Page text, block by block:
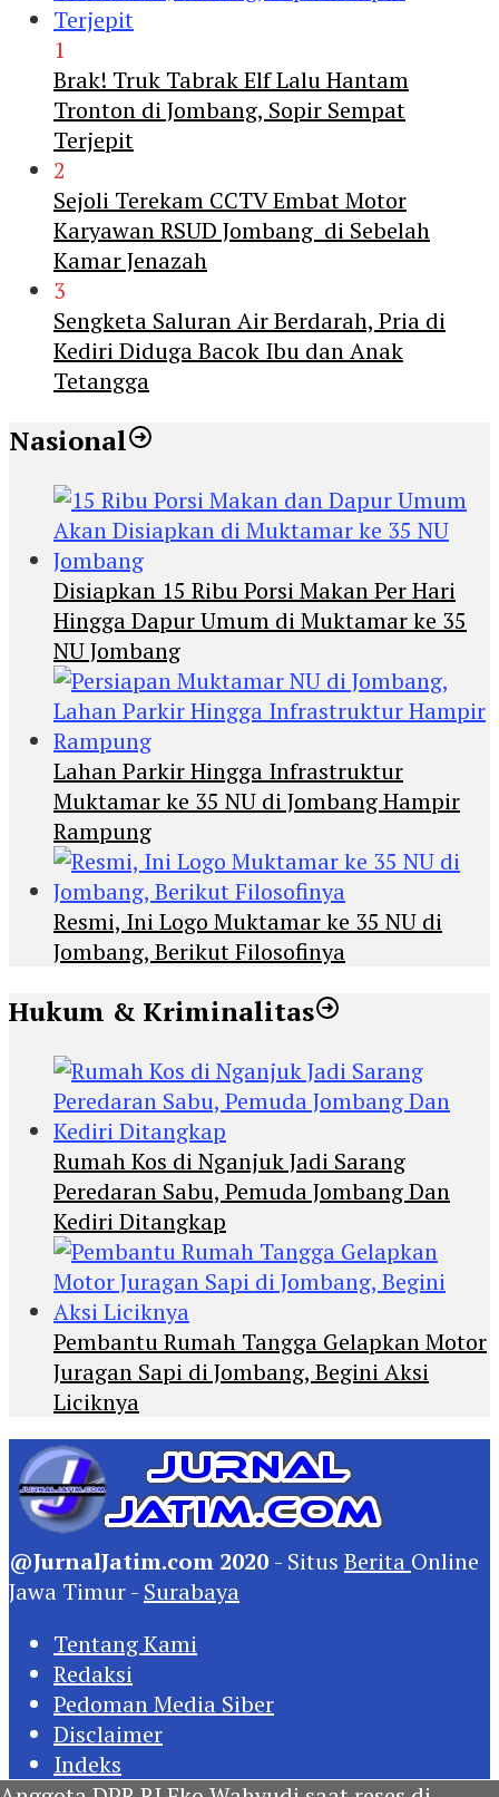
1
Brak! Truk Tabrak Elf Lalu Hantam
Tronton di Jombang, Sopir Sempat
Terjepit
2
Sejoli Terekam CCTV Embat Motor
Karyawan RSUD Jombang di Sebelah
Kamar Jenazah
3
Sengketa Saluran Air Berdarah, Pria di
Kediri Diduga Bacok Ibu dan Anak
Tetangga
Nasional
Disiapkan 15 Ribu Porsi Makan Per Hari
Hingga Dapur Umum di Muktamar ke 35
NU Jombang
Lahan Parkir Hingga Infrastruktur
Muktamar ke 35 NU di Jombang Hampir
Rampung
Resmi, Ini Logo Muktamar ke 35 NU di
Jombang, Berikut Filosofinya
Hukum & Kriminalitas
Rumah Kos di Nganjuk Jadi Sarang
Peredaran Sabu, Pemuda Jombang Dan
Kediri Ditangkap
Pembantu Rumah Tangga Gelapkan Motor
Juragan Sapi di Jombang, Begini Aksi
Liciknya
@JurnalJatim.com 2020 - Situs Berita Online
Jawa Timur - Surabaya
Tentang Kami
Redaksi
Pedoman Media Siber
Disclaimer
Indeks